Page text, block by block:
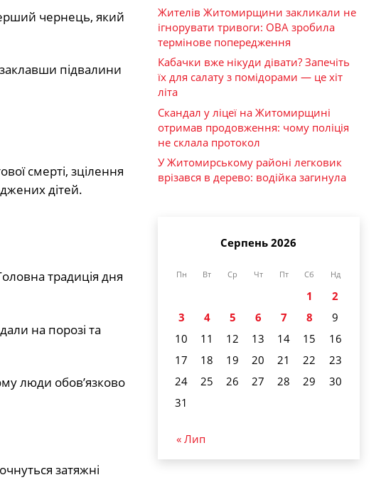
чернець, який
підвалини
смерті, зцілення
дітей.
традиція дня
на порозі та
люди обов’язково
затяжні
Жителів Житомирщини закликали не
ігнорувати тривоги: ОВА зробила
термінове попередження
Кабачки вже нікуди дівати? Запечіть
їх для салату з помідорами — це хіт
літа
Скандал у ліцеї на Житомирщині
отримав продовження: чому поліція
не склала протокол
У Житомирському районі легковик
врізався в дерево: водійка загинула
Серпень 2026
Пн Вт Ср Чт Пт Сб Нд
1
2
3
4 5 6 7 8
9
10
11 12 13 14 15
16
17
18 19 20 21 22
23
24
25 26 27 28 29
30
31
« Лип